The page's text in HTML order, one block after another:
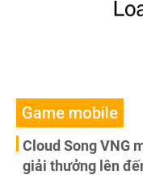
Game mobile
Cloud Song VNG
giải thưởng lên